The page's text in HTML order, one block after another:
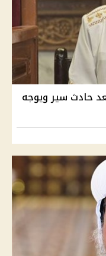
حادث سير ويوجه